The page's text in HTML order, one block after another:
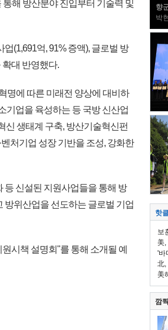
해 방산분야 진입부터 기술력 및
(1,691억, 91% 증액), 글로벌 방
확대 반영했다.
명에 따른 미래전 양상에 대비하
기업을 육성하는 등 국방 신산업
신 생태계 구축, 방산기술혁신펀
처기업 성장 기반을 조성, 강화한
등 신설된 지원사업들을 통해 방
방위산업을 선도하는 글로벌 기업
시책 설명회"를 통해 소개될 예
향
박
핫
보
美,
'바
北,
美
깜